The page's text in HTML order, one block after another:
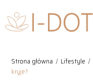
Strona główna / Lifestyle /
kryje?